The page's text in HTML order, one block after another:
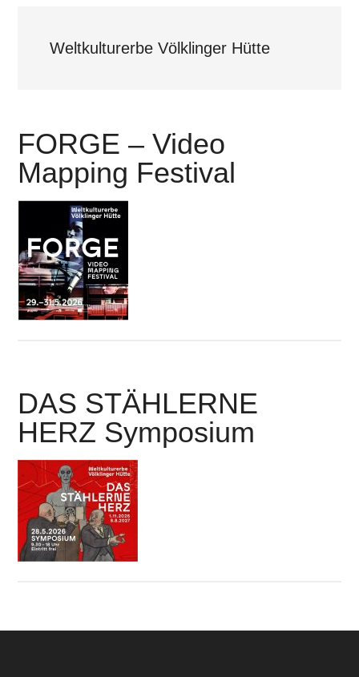
Weltkulturerbe Völklinger Hütte
FORGE – Video
Mapping Festival
DAS STÄHLERNE
HERZ Symposium